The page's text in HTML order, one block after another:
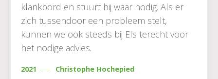
klankbord en stuurt bij waar nodig. Als er
zich tussendoor een probleem stelt,
kunnen we ook steeds bij Els terecht voor
het nodige advies.
2021 Christophe Hochepied